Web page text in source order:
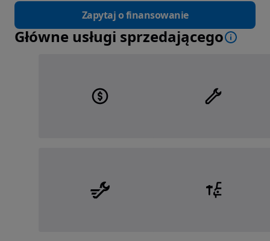
Zapytaj o finansowanie
Główne usługi sprzedającego